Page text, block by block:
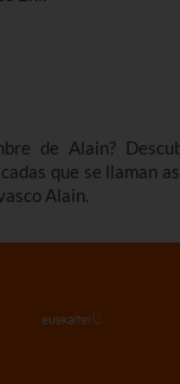
de Alain?
que se llaman
Alain.